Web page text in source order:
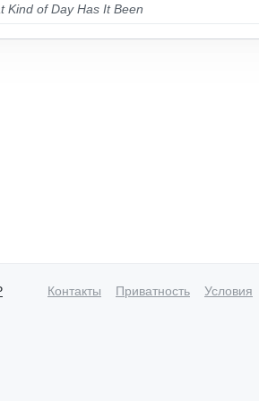
Kind of Day Has It Been
Контакты Приватность Условия